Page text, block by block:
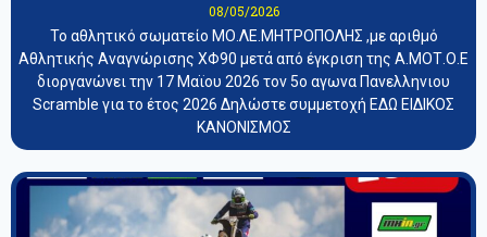
08/05/2026
Το αθλητικό σωματείο ΜΟ.ΛΕ.ΜΗΤΡΟΠΟΛΗΣ ,με αριθμό
Αθλητικής Αναγνώρισης ΧΦ90 μετά από έγκριση της Α.ΜΟΤ.Ο.Ε
διοργανώνει την 17 Μαϊου 2026 τον 5ο αγωνα Πανελληνιου
Scramble για το έτος 2026 Δηλώστε συμμετοχή ΕΔΩ ΕΙΔΙΚΟΣ
ΚΑΝΟΝΙΣΜΟΣ